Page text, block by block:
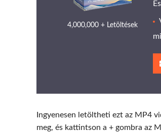
4,000,000 + Letöltések
Ingyenesen letöltheti ezt az MP4
meg, és kattintson a + gombra az